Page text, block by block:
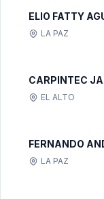
ELIO FATTY
LA PAZ
CARPINTEC
EL ALTO
FERNANDO
LA PAZ